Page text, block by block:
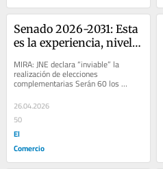
Senado 2026-2031: Esta
es la experiencia, nivel
nueva Cámara Alta del
Congreso
MIRA: JNE declara “inviable” la
realización de elecciones
complementarias Serán 60 los
integrantes de la Cámara Alta, donde
28 han sido...
26.04.2026
50
El
Comercio